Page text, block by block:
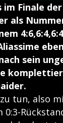
Finale
als
sein
tun, also